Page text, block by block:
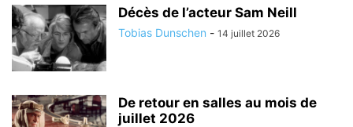
Décès de l’acteur Sam Neill
Tobias Dunschen - 14 juillet 2026
De retour en salles au mois de
juillet 2026